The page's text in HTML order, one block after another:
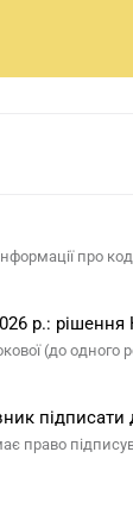
про
р.:
(до одного
підписати
право